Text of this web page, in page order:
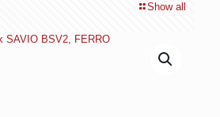
Show all